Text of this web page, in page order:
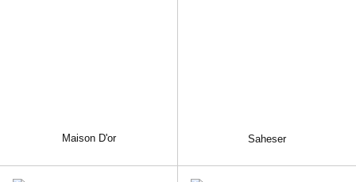
Maison D'or Saheser